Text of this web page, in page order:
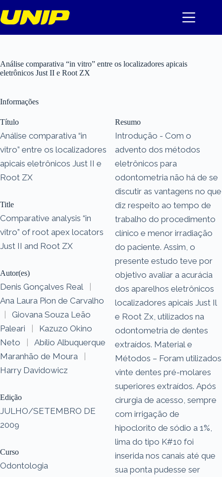
para
o
Análise comparativa “in vitro” entre os localizadores apicais
eletrônicos Just II e Root ZX
Informações
Título
Análise comparativa “in
vitro” entre os localizadores
apicais eletrônicos Just II e
Root ZX
Title
Comparative analysis “in
vitro” of root apex locators
Just II and Root ZX
Autor(es)
Denis Gonçalves Real
|
Ana Laura Pion de Carvalho
|
Giovana Souza Leão
Paleari
|
Kazuzo Okino
Neto
|
Abílio Albuquerque
Maranhão de Moura
|
Harry Davidowicz
Edição
JULHO/SETEMBRO DE
2009
Curso
Odontologia
Resumo
Introdução - Com o
advento dos métodos
eletrônicos para
odontometria não há de se
discutir as vantagens no que
diz respeito ao tempo de
trabalho do procedimento
clínico e menor irradiação
do paciente. Assim, o
presente estudo teve por
objetivo avaliar a acurácia
dos aparelhos eletrônicos
localizadores apicais Just Il
e Root Zx, utilizados na
odontometria de dentes
extraídos. Material e
Métodos – Foram utilizados
vinte dentes pré-molares
superiores extraídos. Após
cirurgia de acesso, sempre
com irrigação de
hipoclorito de sódio a 1%,
lima do tipo K#10 foi
inserida nos canais até que
sua ponta pudesse ser